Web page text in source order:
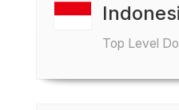
Top Level